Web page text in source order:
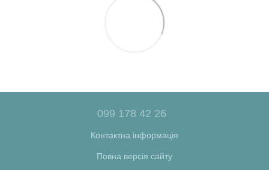
099 178 42 26
Контактна інформація
Повна версія сайту